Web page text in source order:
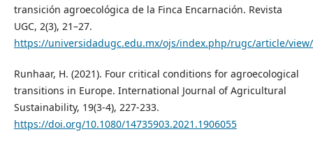
transición agroecológica de la Finca Encarnación. Revista
UGC, 2(3), 21–27.
https://universidadugc.edu.mx/ojs/index.php/rugc/article/
Runhaar, H. (2021). Four critical conditions for agroecological
transitions in Europe. International Journal of Agricultural
Sustainability, 19(3-4), 227-233.
https://doi.org/10.1080/14735903.2021.1906055